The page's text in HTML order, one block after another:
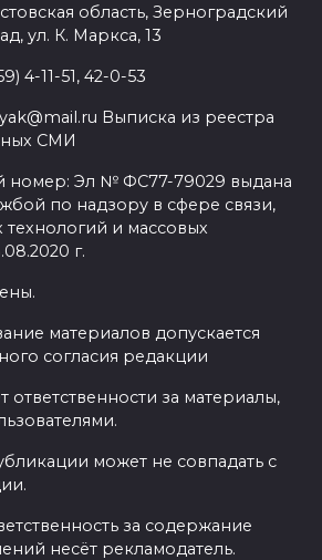
область, Зерноградский
ул. К. Маркса, 13
4-11-51, 42-0-53
Выписка из реестра
СМИ
номер: Эл № ФС77-79029 выдана
по надзору в сфере связи,
и массовых
г.
материалов допускается
согласия редакции
ответственности за материалы,
может не совпадать с
за содержание
несёт рекламодатель.